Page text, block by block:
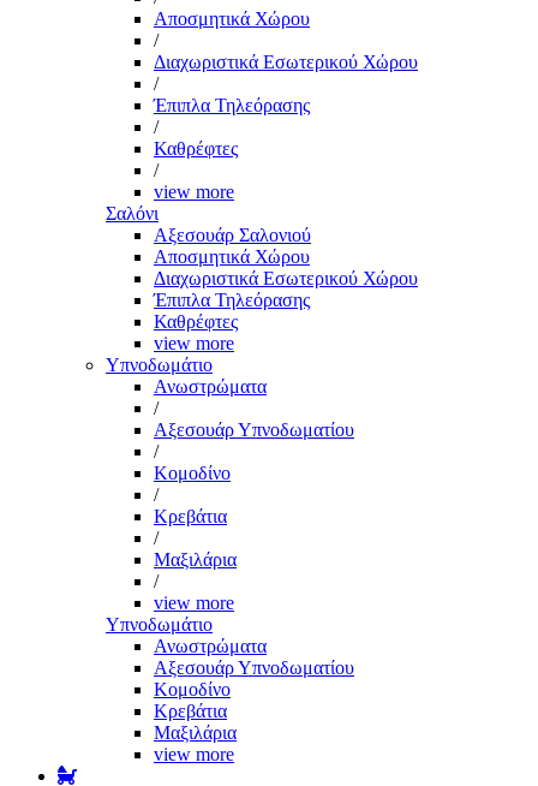
Αποσμητικά Χώρου
/
Διαχωριστικά Εσωτερικού Χώρου
/
Έπιπλα Τηλεόρασης
/
Καθρέφτες
/
view more
Σαλόνι
Αξεσουάρ Σαλονιού
Αποσμητικά Χώρου
Διαχωριστικά Εσωτερικού Χώρου
Έπιπλα Τηλεόρασης
Καθρέφτες
view more
Υπνοδωμάτιο
Ανωστρώματα
/
Αξεσουάρ Υπνοδωματίου
/
Κομοδίνο
/
Κρεβάτια
/
Μαξιλάρια
/
view more
Υπνοδωμάτιο
Ανωστρώματα
Αξεσουάρ Υπνοδωματίου
Κομοδίνο
Κρεβάτια
Μαξιλάρια
view more